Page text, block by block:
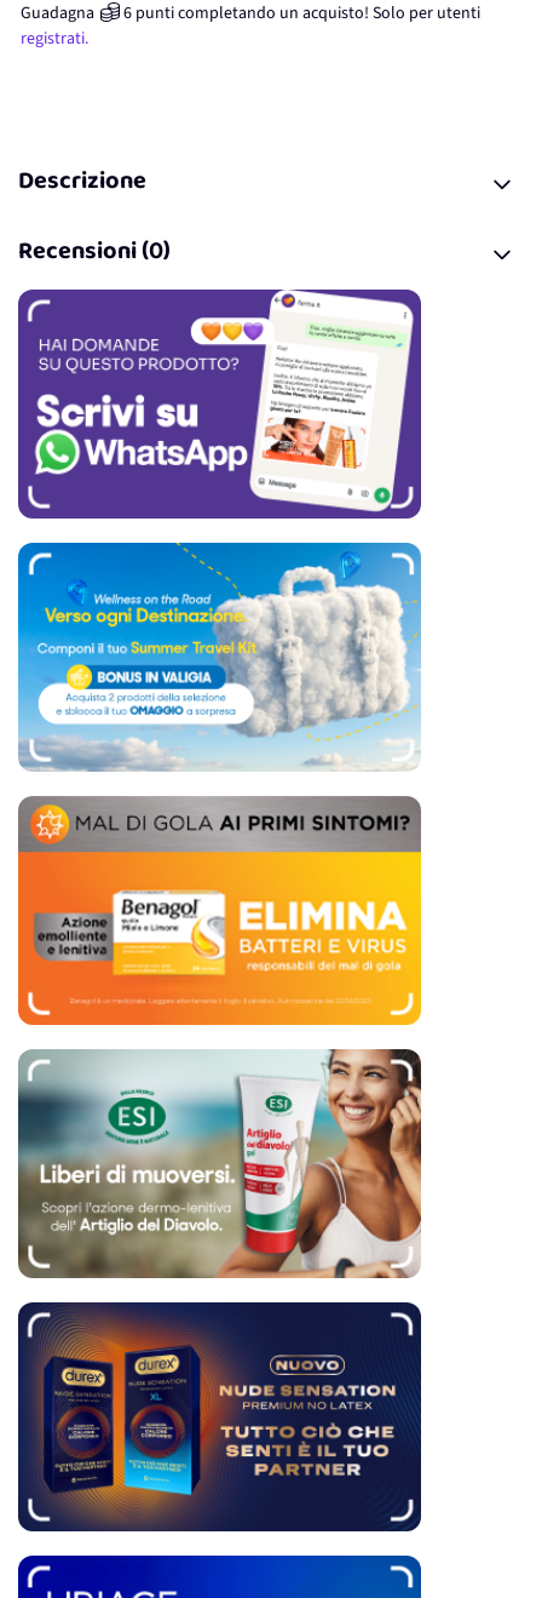
Guadagna 6 punticompletando un acquisto! Solo per utenti
registrati.
Descrizione
Recensioni (0)